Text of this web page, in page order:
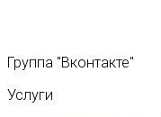
Группа "Вконтакте"
Услуги